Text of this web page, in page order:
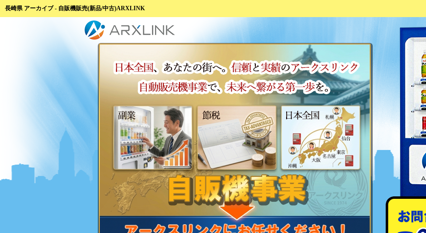
長崎県 アーカイブ - 自販機販売(新品/中古)ARXLINK